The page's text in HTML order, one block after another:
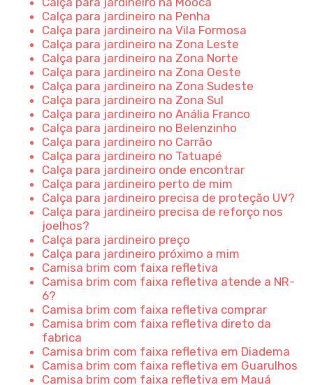
Calça para jardineiro na Penha
Calça para jardineiro na Vila Formosa
Calça para jardineiro na Zona Leste
Calça para jardineiro na Zona Norte
Calça para jardineiro na Zona Oeste
Calça para jardineiro na Zona Sudeste
Calça para jardineiro na Zona Sul
Calça para jardineiro no Anália Franco
Calça para jardineiro no Belenzinho
Calça para jardineiro no Carrão
Calça para jardineiro no Tatuapé
Calça para jardineiro onde encontrar
Calça para jardineiro perto de mim
Calça para jardineiro precisa de proteção UV?
Calça para jardineiro precisa de reforço nos
joelhos?
Calça para jardineiro preço
Calça para jardineiro próximo a mim
Camisa brim com faixa refletiva
Camisa brim com faixa refletiva atende a NR-
6?
Camisa brim com faixa refletiva comprar
Camisa brim com faixa refletiva direto da
fabrica
Camisa brim com faixa refletiva em Diadema
Camisa brim com faixa refletiva em Guarulhos
Camisa brim com faixa refletiva em Mauá